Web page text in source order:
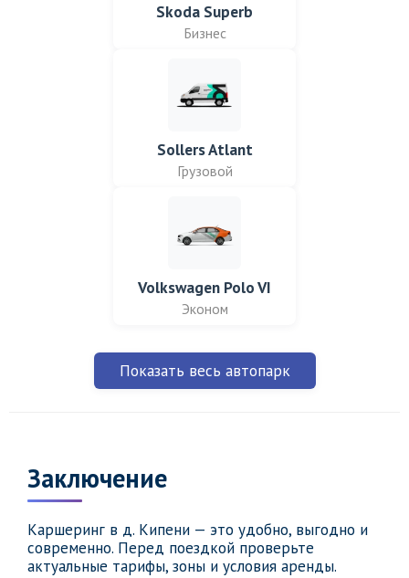
Skoda Superb
Бизнес
Sollers Atlant
Грузовой
Volkswagen Polo VI
Эконом
Показать весь автопарк
Заключение
Каршеринг в д. Кипени — это удобно, выгодно и
современно. Перед поездкой проверьте
актуальные тарифы, зоны и условия аренды.